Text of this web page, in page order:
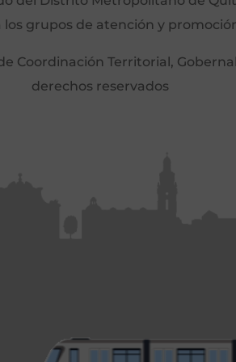
grupos de atención y
Coordinación Territorial,
derechos reservados